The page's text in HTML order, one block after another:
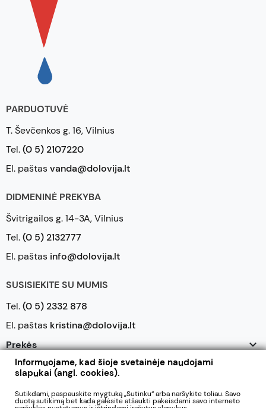
PARDUOTUVĖ
T. Ševčenkos g. 16, Vilnius
Tel.(0 5) 2107220
El. paštasvanda@dolovija.lt
DIDMENINĖ PREKYBA
Švitrigailos g. 14-3A, Vilnius
Tel.(0 5) 2132777
El. paštas info@dolovija.lt
SUSISIEKITE SU MUMIS
Tel.(0 5) 2332 878
El. paštas kristina@dolovija.lt
Prekės

Mūsų įmonė
Jūsų paskyra
Informuojame, kad šioje svetainėje naudojami
slapukai (angl. cookies).
Sutikdami, paspauskite mygtuką „Sutinku“ arba naršykite toliau. Savo
duotą sutikimą bet kada galėsite atšaukti pakeisdami savo interneto